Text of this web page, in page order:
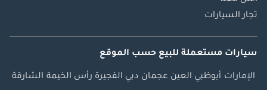
تجار السيارات
سيارات مستعملة للبيع حسب الموقع
الإمارات أبوظبي العين عجمان دبي الفجيرة رأس الخيمة الشارقة